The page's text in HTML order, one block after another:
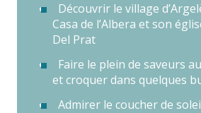
Découvrir le village
Casa de l’Albera et son
Del Prat
Faire le plein de saveurs
et croquer dans quelques
Admirer le coucher de